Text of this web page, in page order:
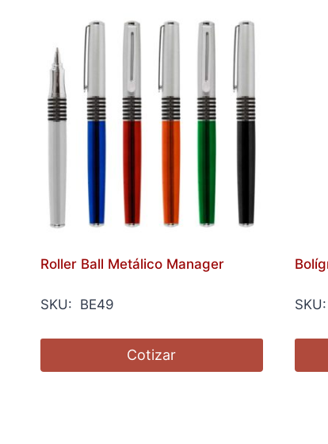
Roller Ball Metálico Manager
SKU: BE49
Cotizar